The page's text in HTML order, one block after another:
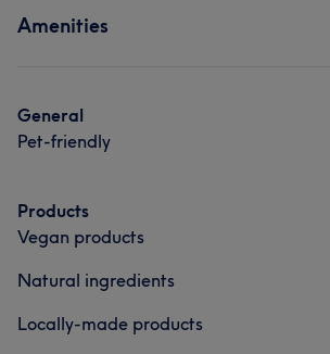
What our customers say about Lydia
Amenities
General
Pet-friendly
Products
Vegan products
Natural ingredients
Locally-made products